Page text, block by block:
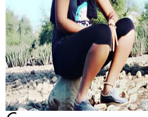
Vivi un ritiro davvero speciale a
momenti di relax si intrecciano
Festival. Questa esperienza
n...
Su richiesta
Tamraght, Macau S.A.R.